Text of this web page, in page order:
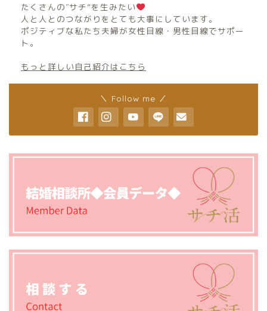
たくさんの″サチ”を生みたい
人と人とのつながりをとても大事にしています。
ポジティブな私たち夫婦が女性目線・男性目線でサポー
ト。
もっと詳しい自己紹介はこちら
＼ Follow me ／